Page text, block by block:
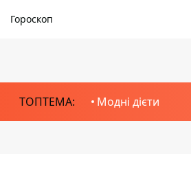
Гороскоп
ТОПТЕМА: Модні дієти